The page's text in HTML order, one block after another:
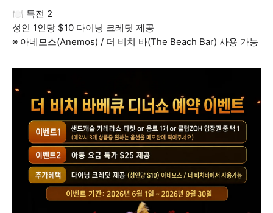
🍽️ 특전 2
성인 1인당 $10 다이닝 크레딧 제공
※ 아네모스(Anemos) / 더 비치 바(The Beach Bar) 사용 가능